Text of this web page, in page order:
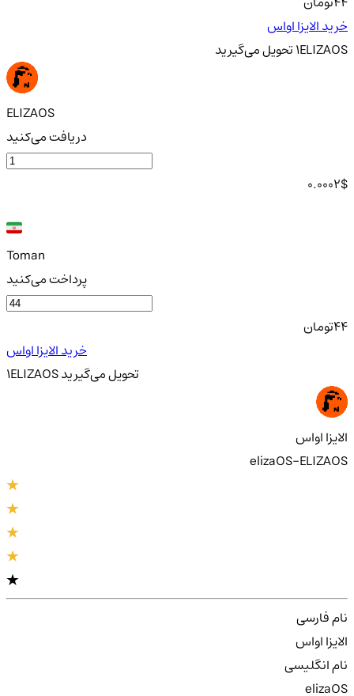
خرید الایزا او‌اس
1ELIZAOS تحویلمی‌گیرید
ELIZAOS
دریافت می‌کنید
0.0002$
Toman
پرداخت می‌کنید
44تومان
خرید الایزا او‌اس
1ELIZAOS تحویلمی‌گیرید
الایزا او‌اس
elizaOS-ELIZAOS
نام فارسی
الایزا او‌اس
نام انگلیسی
elizaOS